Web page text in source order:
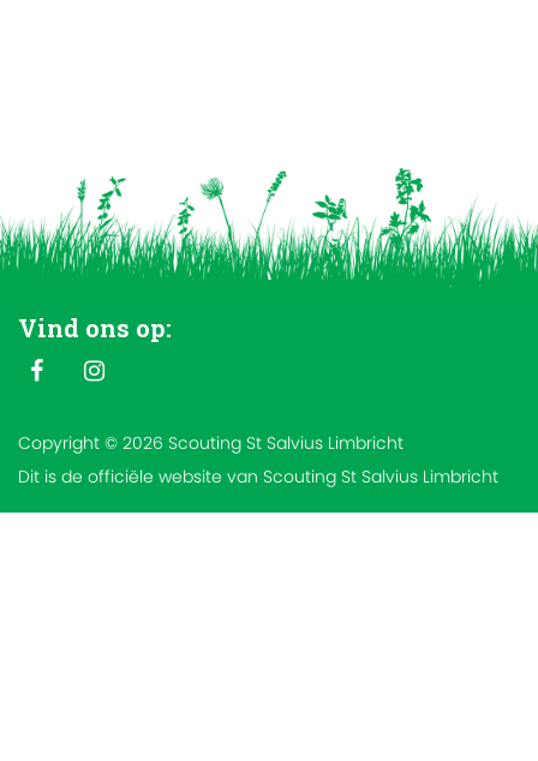
Vind ons op:
Copyright © 2026 Scouting St Salvius Limbricht
Dit is de officiële website van Scouting St Salvius Limbricht